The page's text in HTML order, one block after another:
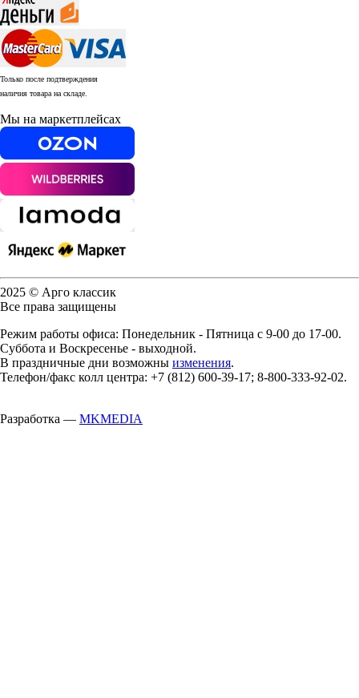
Только после подтверждения
наличия товара на складе.
Мы на маркетплейсах
2025 © Арго классик
Все права защищены
Режим работы офиса: Понедельник - Пятница с 9-00 до 17-00.
Суббота и Воскресенье - выходной.
В праздничные дни возможны изменения.
Телефон/факс колл центра: +7 (812) 600-39-17; 8-800-333-92-02.
Разработка — MKMEDIA